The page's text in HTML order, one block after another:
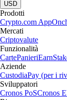
USD
Prodotti
Crypto.com App
Mercati
Criptovalute
Funzionalità
CartePanieriEarn
Aziende
CustodiaPay (per i
Sviluppatori
Cronos PoSCronos